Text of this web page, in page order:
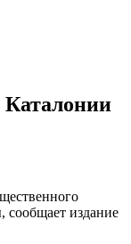
Каталонии
сообщает издание